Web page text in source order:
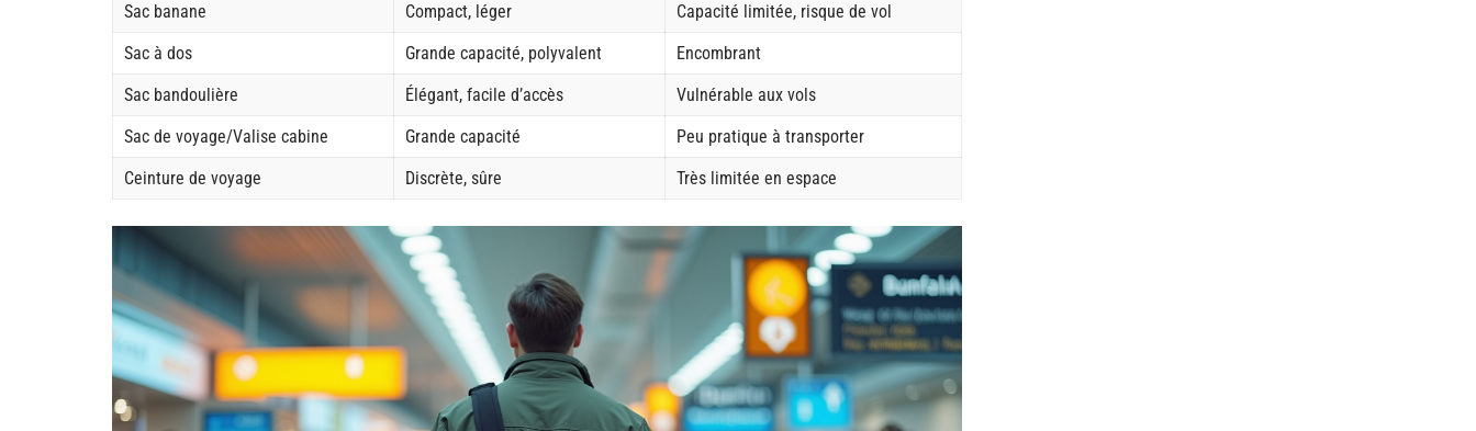
Sac banane
Compact, léger
Capacité limitée, risque de vol
Sac à dos
Grande capacité, polyvalent
Encombrant
Sac bandoulière
Élégant, facile d’accès
Vulnérable aux vols
Sac de voyage/Valise cabine
Grande capacité
Peu pratique à transporter
Ceinture de voyage
Discrète, sûre Très limitée en espace